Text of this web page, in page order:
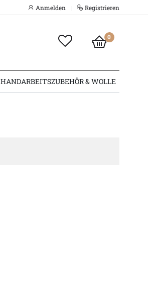
Anmelden | Registrieren
0
HANDARBEITSZUBEHÖR & WOLLE